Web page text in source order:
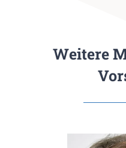
Weitere